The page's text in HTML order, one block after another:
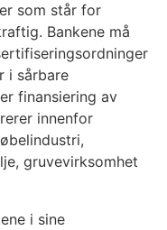
som står for
Bankene må
i sårbare
finansiering av
innenfor
gruvevirksomhet
i sine